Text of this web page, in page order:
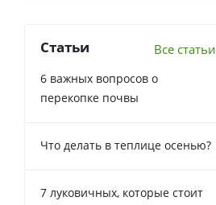
Статьи Все статьи
6 важных вопросов о
перекопке почвы
Что делать в теплице осенью?
7 луковичных, которые стоит